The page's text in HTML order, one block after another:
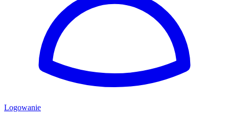
Logowanie